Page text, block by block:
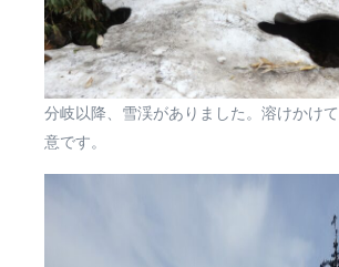
分岐以降、雪渓がありました。溶けかけ
意です。